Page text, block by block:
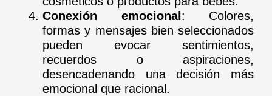
Conexión emocional: Colores,
formas y mensajes bien seleccionados
pueden evocar sentimientos,
recuerdos o aspiraciones,
desencadenando una decisión más
emocional que racional.